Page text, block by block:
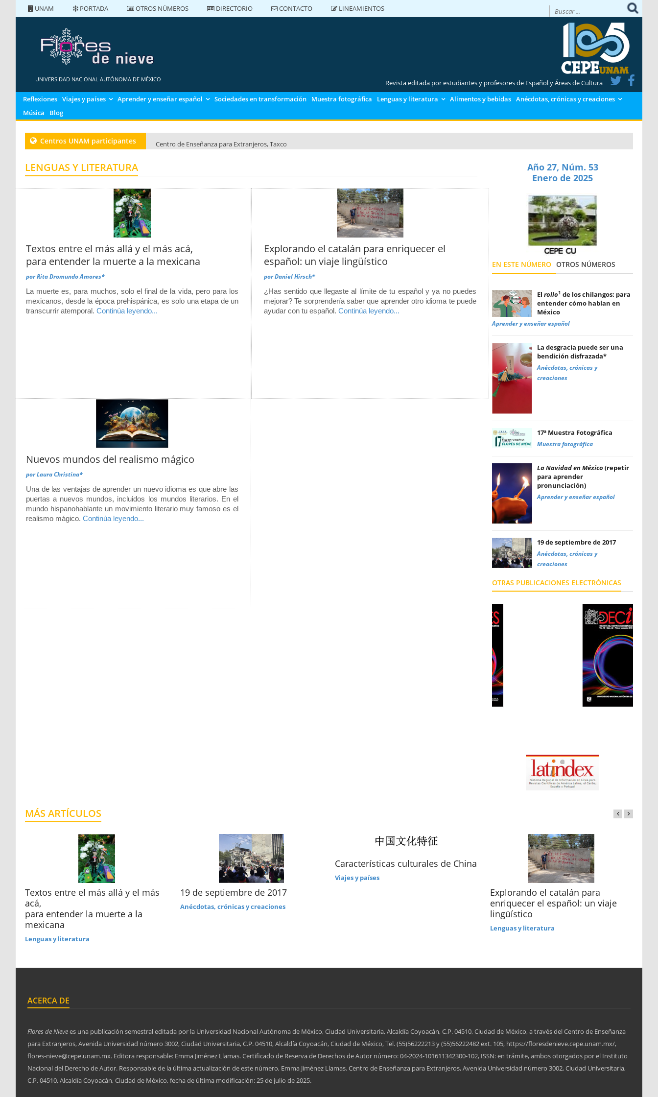
UNAM PORTADA OTROS NÚMEROS DIRECTORIO CONTACTO
LINEAMIENTOS
UNIVERSIDAD NACIONAL AUTÓNOMA DE MÉXICO
Revista editada por estudiantes y profesores de Español y Áreas de Cultura
Reflexiones Viajes y países Aprender y enseñar español Sociedades en transformación Muestra fotográfica Lenguas y literatura Alimentos y bebidas Anécdotas, crónicas y creaciones
Música
Blog
Centros UNAM participantes
Centro de Enseñanza para Extranjeros, Taxco
Centro de Enseñanza para Extranjeros CU
LENGUAS Y LITERATURA
Textos entre el más allá y el más acá,
para entender la muerte a la mexicana
porRita Dromundo Amores*
La muerte es, para muchos, solo el final de la vida, pero para los
mexicanos, desde la época prehispánica, es solo una etapa de un
transcurrir atemporal. Continúa leyendo...
Explorando el catalán para enriquecer el
español: un viaje lingüístico
porDaniel Hirsch*
¿Has sentido que llegaste al límite de tu español y ya no puedes
mejorar? Te sorprendería saber que aprender otro idioma te puede
ayudar con tu español. Continúa leyendo...
Nuevos mundos del realismo mágico
porLaura Christina*
Una de las ventajas de aprender un nuevo idioma es que abre las
puertas a nuevos mundos, incluidos los mundos literarios. En el
mundo hispanohablante un movimiento literario muy famoso es el
realismo mágico. Continúa leyendo...
Año 27, Núm. 53
Enero de 2025
EN ESTE NÚMERO OTROS NÚMEROS
El rollo1 de los chilangos: para
entender cómo hablan en
México
Aprender y enseñar español
La desgracia puede ser una
bendición disfrazada*
Anécdotas, crónicas y
creaciones
17ª Muestra Fotográfica
Muestra fotográfica
La Navidad en México (repetir
para aprender
pronunciación)
Aprender y enseñar español
19 de septiembre de 2017
Anécdotas, crónicas y
creaciones
OTRAS PUBLICACIONES ELECTRÓNICAS
MÁS ARTÍCULOS
Textos entre el más allá y el más
acá,
para entender la muerte a la
mexicana
Lenguas y literatura
19 de septiembre de 2017
Anécdotas, crónicas y creaciones
Características culturales de China
Viajes y países
Explorando el catalán para
enriquecer el español: un viaje
lingüístico
Lenguas y literatura
ACERCA DE
Flores de Nievees una publicación semestral editada por la Universidad Nacional Autónoma de México, Ciudad Universitaria, Alcaldía Coyoacán, C.P. 04510, Ciudad de México, a través del Centro de Enseñanza
para Extranjeros, Avenida Universidad número 3002, Ciudad Universitaria, C.P. 04510, Alcaldía Coyoacán, Ciudad de México, Tel. (55)56222213 y (55)56222482 ext. 105, https://floresdenieve.cepe.unam.mx/,
flores-nieve@cepe.unam.mx. Editora responsable: Emma Jiménez Llamas. Certificado de Reserva de Derechos de Autor número: 04-2024-101611342300-102, ISSN: en trámite, ambos otorgados por el Instituto
Nacional del Derecho de Autor. Responsable de la última actualización de este número, Emma Jiménez Llamas. Centro de Enseñanza para Extranjeros, Avenida Universidad número 3002, Ciudad Universitaria,
C.P. 04510, Alcaldía Coyoacán, Ciudad de México, fecha de última modificación: 25 de julio de 2025.